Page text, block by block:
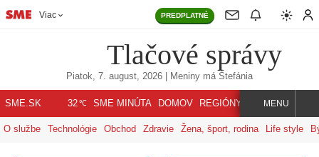
Viac PREDPLATNÉ
Tlačové správy
Piatok, 7. august, 2026 | Meniny má Štefánia
SME.SK 32℃ SME MINÚTA DOMOV REGIÓNY INDEX SVET
MENU
O službe Technológie Obchod Zdravie Žena, šport, rodina Life style